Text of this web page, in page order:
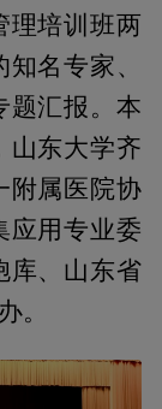
理培训班两
名专家、
题汇报。本
山东大学齐
附属医院协
应用专业委
库、山东省
。